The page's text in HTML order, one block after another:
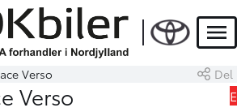
Beregn byttepris
Verso Del
Verso E